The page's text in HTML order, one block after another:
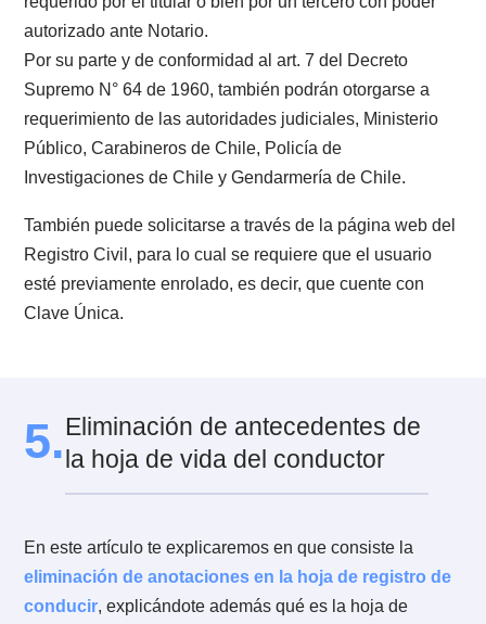
el registro nacional de conductores.
4.2. ¿Qué es el registro de
El registro de conductores es aquel que mantiene los
antecedentes de todos aquellos con licencia de
antecedentes de los conductores de dichos
informar sobre ellos a las autoridades competentes”.
Principalmente se incorpora:
Información sobre la licencia de conducir.
además de las conductas penales que la propia Ley
Tránsito indica (Ley 18290).